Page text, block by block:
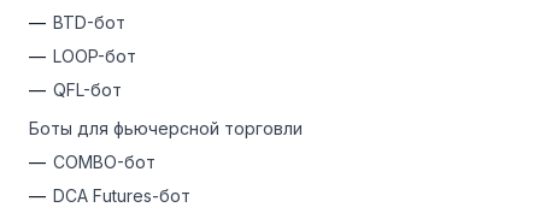
BTD-бот
LOOP-бот
QFL-бот
Боты для фьючерсной торговли
COMBO-бот
DCA Futures-бот